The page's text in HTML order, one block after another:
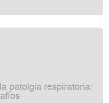
patolgia respiratoria: